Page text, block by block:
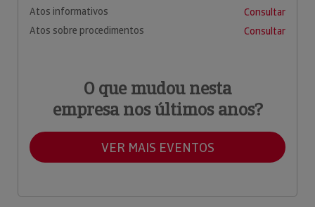
Atos informativos
Consultar
Atos sobre procedimentos
Consultar
O que mudou nesta
empresa nos últimos anos?
VER MAIS EVENTOS